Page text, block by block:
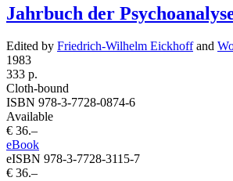
Jahrbuch der
Edited by Friedrich-Wilhelm Eickhoffand
1983
333 p.
Cloth-bound
ISBN 978-3-7728-0874-6
Available
€ 36.–
eBook
eISBN 978-3-7728-3115-7
€ 36.–